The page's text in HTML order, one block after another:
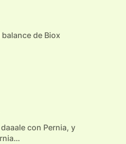
de Biox
con Pernia, y